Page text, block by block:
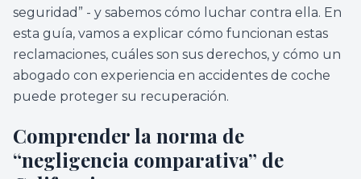
seguridad” - y sabemos cómo luchar contra ella. En
esta guía, vamos a explicar cómo funcionan estas
reclamaciones, cuáles son sus derechos, y cómo un
abogado con experiencia en accidentes de coche
puede proteger su recuperación.
Comprender la norma de
“negligencia comparativa” de